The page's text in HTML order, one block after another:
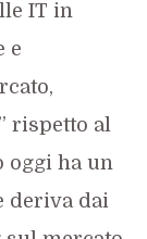
IT in
e
rispetto al
oggi ha un
deriva dai